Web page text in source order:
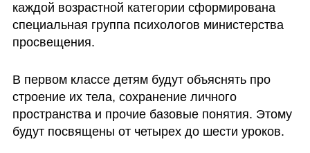
каждой возрастной категории сформирована
специальная группа психологов министерства
просвещения.
В первом классе детям будут объяснять про
строение их тела, сохранение личного
пространства и прочие базовые понятия. Этому
будут посвящены от четырех до шести уроков.